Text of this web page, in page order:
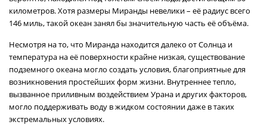
километров. Хотя размеры Миранды невелики – её радиус всего
146 миль, такой океан занял бы значительную часть её объёма.
Несмотря на то, что Миранда находится далеко от Солнца и
температура на её поверхности крайне низкая, существование
подземного океана могло создать условия, благоприятные для
возникновения простейших форм жизни. Внутреннее тепло,
вызванное приливным воздействием Урана и других факторов,
могло поддерживать воду в жидком состоянии даже в таких
экстремальных условиях.